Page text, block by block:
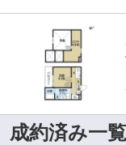
成約済み一覧